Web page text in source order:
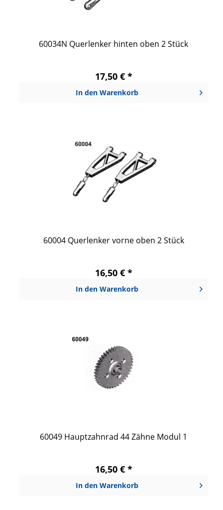
60034N Querlenker hinten oben 2 Stück
17,50 € *
In den Warenkorb
60004 Querlenker vorne oben 2 Stück
16,50 € *
In den Warenkorb
60049 Hauptzahnrad 44 Zähne Modul 1
16,50 € *
In den Warenkorb